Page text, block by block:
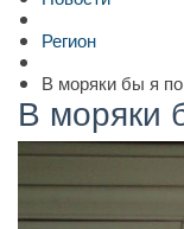
Регион
В моряки бы я
В моряки